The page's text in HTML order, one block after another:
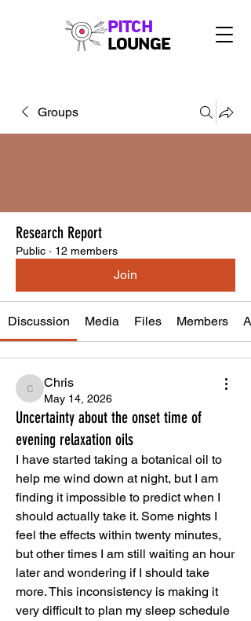
PITCH
LOUNGE
Groups
Research Report
Public · 12 members
Join
Discussion Media Files Members
Chris
Chris
May 14, 2026
Uncertainty about the onset time of
evening relaxation oils
I have started taking a botanical oil to
help me wind down at night, but I am
finding it impossible to predict when I
should actually take it. Some nights I
feel the effects within twenty minutes,
but other times I am still waiting an hour
later and wondering if I should take
more. This inconsistency is making it
very difficult to plan my sleep schedule